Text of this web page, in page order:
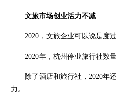
文旅市场创业活力不减
2020，文旅企业可以说是度过
2020年，杭州停业旅行社数量
除了酒店和旅行社，2020年还
力。